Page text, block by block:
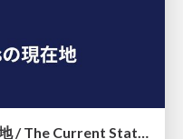
進化を続けるGo toolsの現在地 / The Current State of Ever-Evolving Go Tools